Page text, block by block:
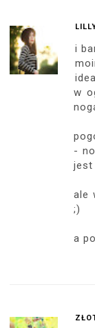
i
w
-
jest
ale
;)
a